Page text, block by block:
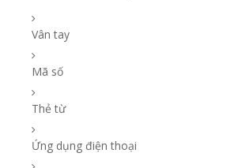
Vân tay
Mã số
Thẻ từ
Ứng dụng điện thoại